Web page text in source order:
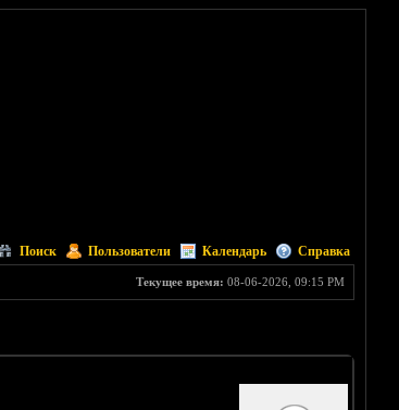
Поиск Пользователи Календарь Справка
Текущее время: 08-06-2026, 09:15 PM